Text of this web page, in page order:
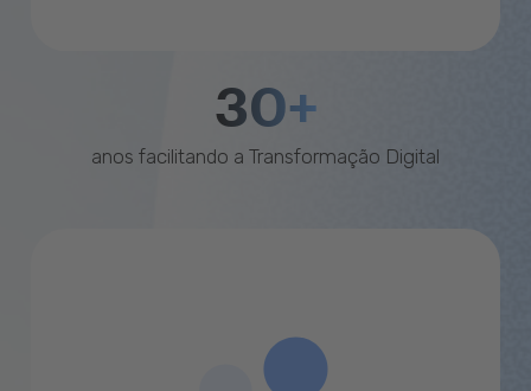
30+
anos facilitando a Transformação Digital